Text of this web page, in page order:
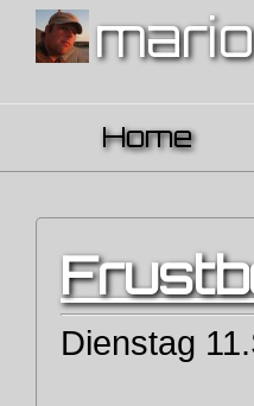
Home
Dienstag